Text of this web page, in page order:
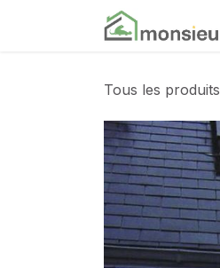
Se rendre au contenu
Tous les produits